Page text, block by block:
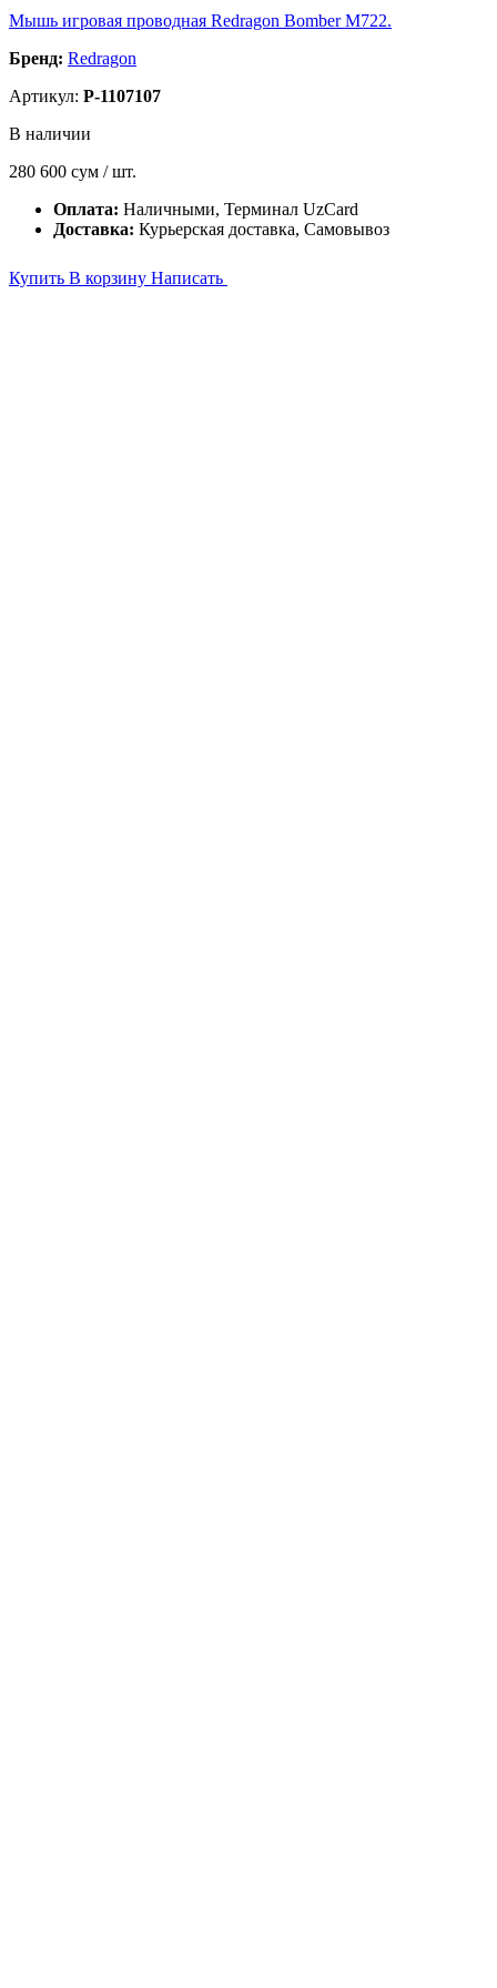
Мышь игровая проводная Redragon Bomber M722.
Бренд: Redragon
Артикул: P-1107107
В наличии
280 600 сум / шт.
Оплата: Наличными, Терминал UzCard
Доставка: Курьерская доставка, Самовывоз
Купить В корзину Написать